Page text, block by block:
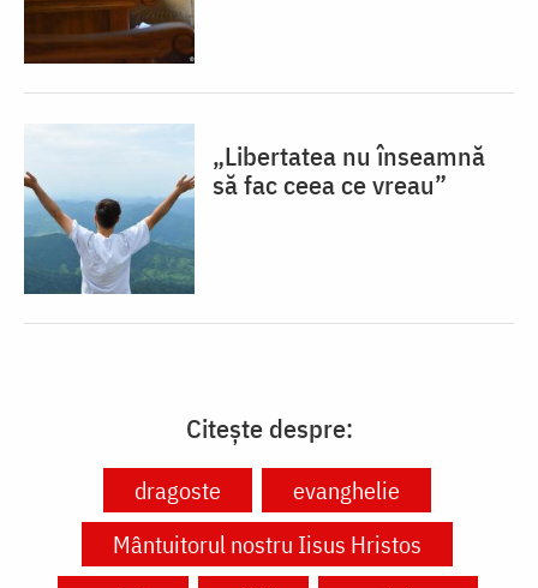
„Libertatea nu înseamnă
să fac ceea ce vreau”
Citește despre:
dragoste
evanghelie
Mântuitorul nostru Iisus Hristos